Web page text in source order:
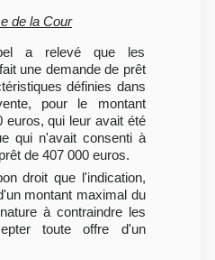
de la Cour
a relevé que les
une demande de prêt
définies dans
pour le montant
euros, qui leur avait été
qui n'avait consenti à
de 407 000 euros.
droit que l'indication,
montant maximal du
à contraindre les
toute offre d'un